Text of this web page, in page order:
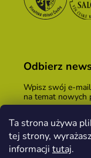
Ta strona używa
tej strony,
informacji tutaj.
Odbierz
Wpisz swój e-
na temat nowych
Podając adres
handlowymi